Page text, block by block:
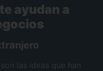
ayudan a
las ideas que han